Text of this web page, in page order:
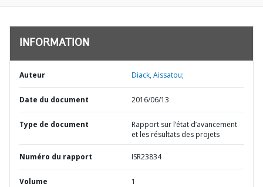
INFORMATION
Auteur Diack, Aissatou;
Date du document 2016/06/13
Type de document
Rapport sur l’état d’avancement
et les résultats des projets
Numéro du rapport ISR23834
Volume 1